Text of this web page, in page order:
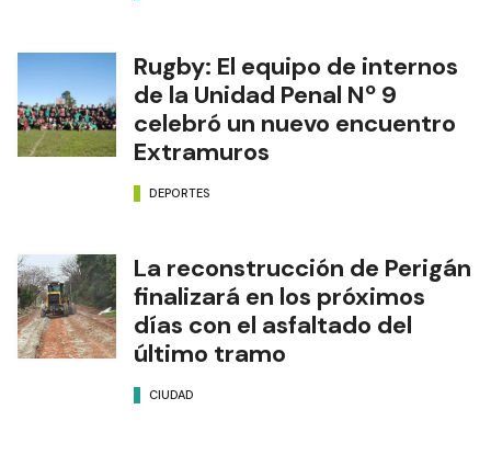
Rugby: El equipo de internos
de la Unidad Penal Nº 9
celebró un nuevo encuentro
Extramuros
DEPORTES
La reconstrucción de Perigán
finalizará en los próximos
días con el asfaltado del
último tramo
CIUDAD